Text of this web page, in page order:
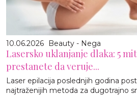
10.06.2026 Beauty - Nega
Lasersko uklanjanje dlaka: 5
prestanete da veruje...
Laser epilacija poslednjih godina
najtraženijih metoda za dugotrajno